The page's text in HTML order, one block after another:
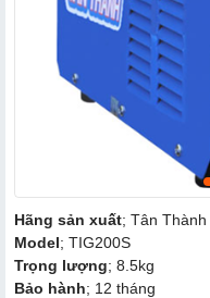
Hãng sản xuất; Tân Thành
Model; TIG200S
Trọng lượng; 8.5kg
Bảo hành; 12 tháng